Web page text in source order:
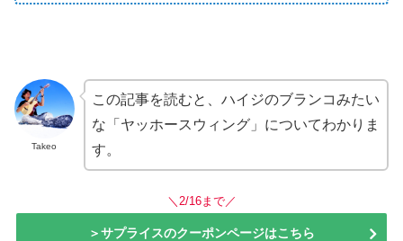
Takeo
この記事を読むと、ハイジのブランコみたい
な「ヤッホースウィング」についてわかりま
す。
＼2/16まで／
＞サプライスのクーポンページはこちら